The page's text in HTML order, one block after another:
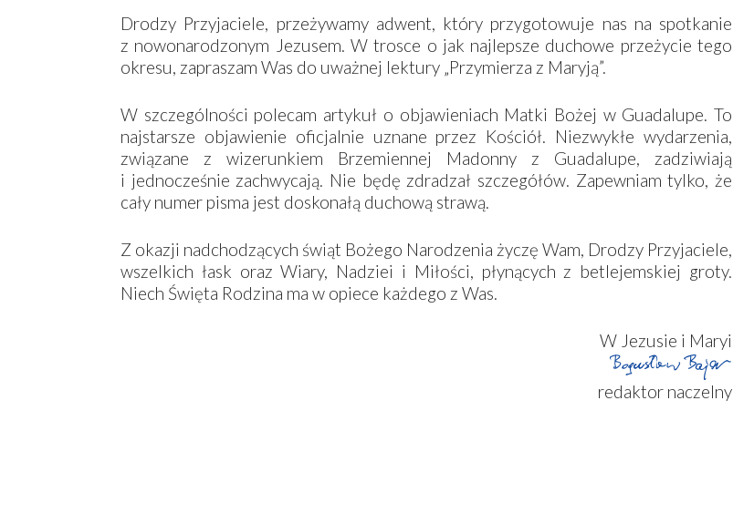
Drodzy Przyjaciele, przeżywamy adwent, który przygotowuje nas na spotkanie
z nowonarodzonym Jezusem. W trosce o jak najlepsze duchowe przeżycie tego
okresu, zapraszam Was do uważnej lektury „Przymierza z Maryją”.
W szczególności polecam artykuł o objawieniach Matki Bożej w Guadalupe. To
najstarsze objawienie oficjalnie uznane przez Kościół. Niezwykłe wydarzenia,
związane z wizerunkiem Brzemiennej Madonny z Guadalupe, zadziwiają
i jednocześnie zachwycają. Nie będę zdradzał szczegółów. Zapewniam tylko, że
cały numer pisma jest doskonałą duchową strawą.
Z okazji nadchodzących świąt Bożego Narodzenia życzę Wam, Drodzy Przyjaciele,
wszelkich łask oraz Wiary, Nadziei i Miłości, płynących z betlejemskiej groty.
Niech Święta Rodzina ma w opiece każdego z Was.
W Jezusie i Maryi
redaktor naczelny